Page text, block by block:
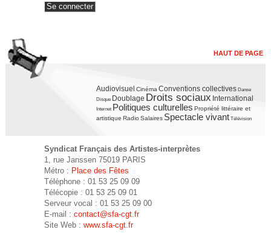
HAUT DE PAGE
Audiovisuel Cinéma Conventions collectives Danse
Disque Doublage Droits sociaux International
Internet Politiques culturelles Propriété littéraire et
artistique Radio Salaires Spectacle vivant Télévision
Syndicat Français des Artistes-interprètes
1, rue Janssen 75019 PARIS
Métro : Place des Fêtes
Téléphone : 01 53 25 09 09
Télécopie : 01 53 25 09 01
Serveur vocal : 01 53 25 09 00
E-mail :contact@sfa-cgt.fr
Site Web :www.sfa-cgt.fr